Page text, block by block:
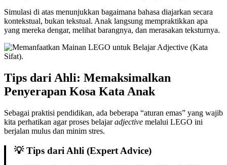
Simulasi di atas menunjukkan bagaimana bahasa diajarkan secara
kontekstual, bukan tekstual. Anak langsung mempraktikkan apa
yang mereka dengar, melihat barangnya, dan merasakan teksturnya.
Tips dari Ahli: Memaksimalkan
Penyerapan Kosa Kata Anak
Sebagai praktisi pendidikan, ada beberapa “aturan emas” yang wajib
kita perhatikan agar proses belajaradjective melalui LEGO ini
berjalan mulus dan minim stres.
💡 Tips dari Ahli (Expert Advice)